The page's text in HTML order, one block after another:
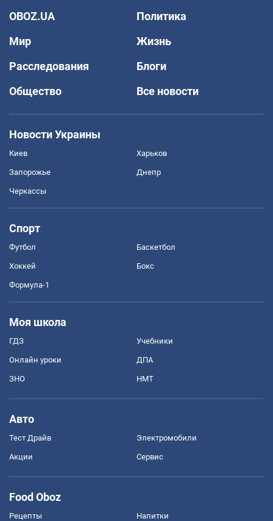
OBOZ.UA
Политика
Мир
Жизнь
Расследования
Блоги
Общество
Все новости
Новости Украины
Киев Харьков
Запорожье Днепр
Черкассы
Спорт
Футбол Баскетбол
Хоккей Бокс
Формула-1
Моя школа
ГДЗ Учебники
Онлайн уроки ДПА
ЗНО НМТ
Авто
Тест Драйв Электромобили
Акции Сервис
Food Oboz
Рецепты Напитки